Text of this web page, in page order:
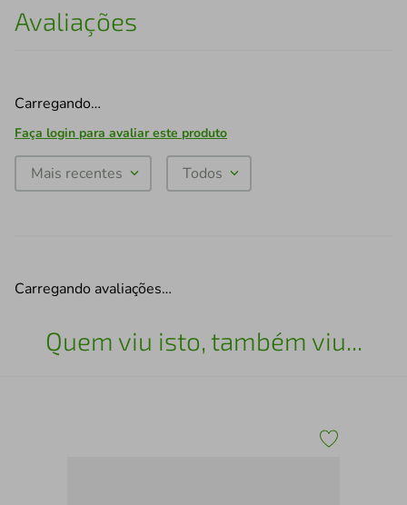
Avaliações
Carregando…
Faça login para avaliar este produto
Mais recentes Todos
Carregando avaliações…
Quem viu isto, também viu...